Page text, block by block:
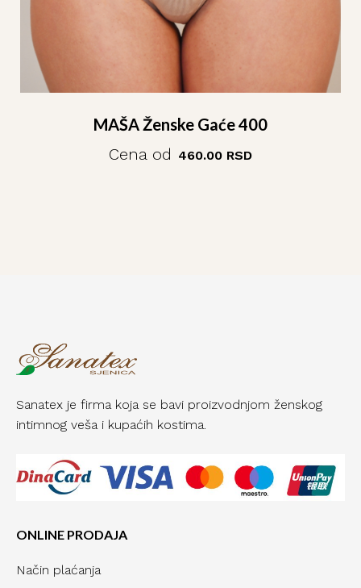
MAŠA Ženske Gaće 400
Cena od 460.00 RSD
Sanatex je firma koja se bavi proizvodnjom ženskog
intimnog veša i kupaćih kostima.
ONLINE PRODAJA
Način plaćanja